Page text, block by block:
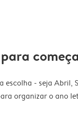
escolha - seja Abril,
organizar o ano